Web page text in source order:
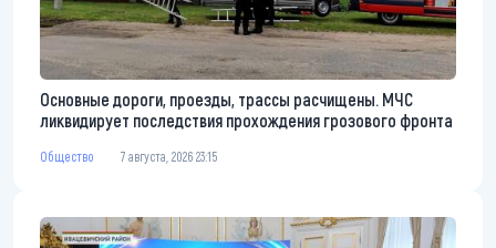
Основные дороги, проезды, трассы расчищены. МЧС
ликвидирует последствия прохождения грозового фронта
Общество 7 августа, 2026 23:15